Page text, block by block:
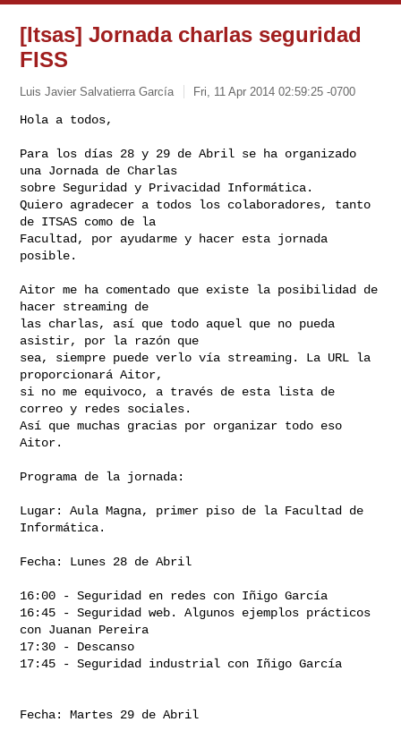
[Itsas] Jornada charlas seguridad
FISS
Luis Javier Salvatierra García Fri, 11 Apr 2014 02:59:25 -0700
Hola a todos,
Para los días 28 y 29 de Abril se ha organizado
una Jornada de Charlas
sobre Seguridad y Privacidad Informática.
Quiero agradecer a todos los colaboradores, tanto
de ITSAS como de la
Facultad, por ayudarme y hacer esta jornada
posible.
Aitor me ha comentado que existe la posibilidad de
hacer streaming de
las charlas, así que todo aquel que no pueda
asistir, por la razón que
sea, siempre puede verlo vía streaming. La URL la
proporcionará Aitor,
si no me equivoco, a través de esta lista de
correo y redes sociales.
Así que muchas gracias por organizar todo eso
Aitor.
Programa de la jornada:
Lugar: Aula Magna, primer piso de la Facultad de
Informática.
Fecha: Lunes 28 de Abril
16:00 - Seguridad en redes con Iñigo García
16:45 - Seguridad web. Algunos ejemplos prácticos
con Juanan Pereira
17:30 - Descanso
17:45 - Seguridad industrial con Iñigo García
Fecha: Martes 29 de Abril